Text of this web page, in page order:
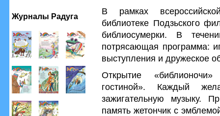
Журналы Радуга
В рамках
библиотеке Подзьского
библиосумерки. В
потрясающая программа:
выступления и дружеское
Открытие
гостиной». Каждый
зажигательную музыку.
память жетончик с